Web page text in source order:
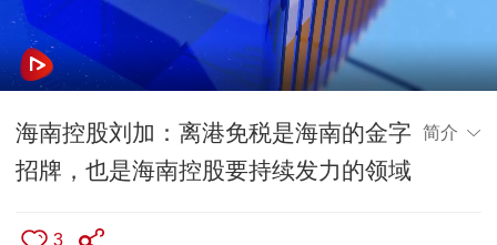
海南控股刘加：离港免税是海南的金字
招牌，也是海南控股要持续发力的领域
简介
3